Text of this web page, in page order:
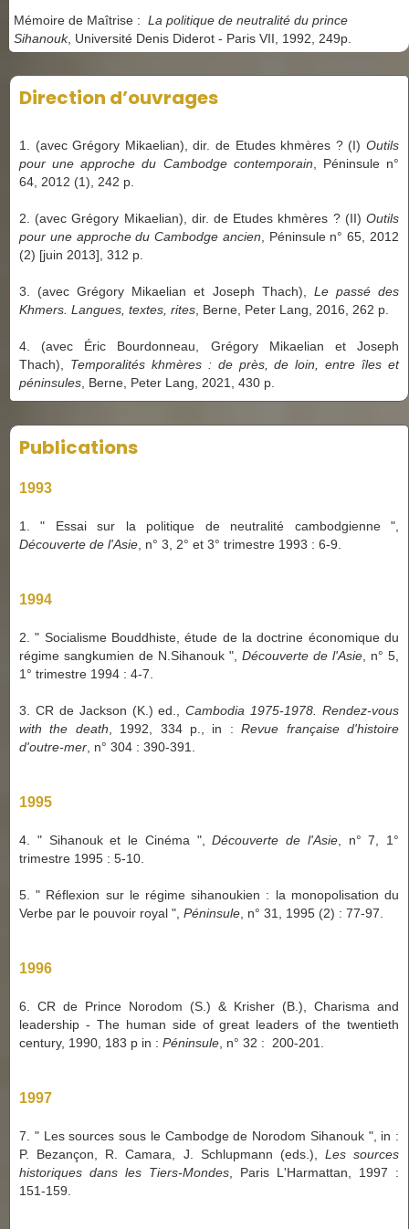
Mémoire de Maîtrise : La politique de neutralité du prince
Sihanouk, Université Denis Diderot - Paris VII, 1992, 249p.
Direction d’ouvrages
1. (avec Grégory Mikaelian), dir. de Etudes khmères ? (I) Outils
pour une approche du Cambodge contemporain , Péninsule n°
64, 2012 (1), 242 p.
2. (avec Grégory Mikaelian), dir. de Etudes khmères ? (II) Outils
pour une approche du Cambodge ancien , Péninsule n° 65, 2012
(2) [juin 2013], 312 p.
3. (avec Grégory Mikaelian et Joseph Thach),
Le passé des
Khmers. Langues, textes, rites , Berne, Peter Lang, 2016, 262 p.
4. (avec Éric Bourdonneau, Grégory Mikaelian et Joseph
Thach),
Temporalités khmères : de près, de loin, entre îles et
péninsules , Berne, Peter Lang, 2021, 430 p.
Publications
1993
1. " Essai sur la politique de neutralité cambodgienne ",
Découverte de l'Asie , n° 3, 2° et 3° trimestre 1993 : 6-9.
1994
2. " Socialisme Bouddhiste, étude de la doctrine économique du
régime sangkumien de N.Sihanouk ", Découverte de l'Asie , n° 5,
1° trimestre 1994 : 4-7.
3. CR de Jackson (K.) ed.,Cambodia 1975-1978. Rendez-vous
with the death , 1992, 334 p., in :Revue française d'histoire
d'outre-mer , n° 304 : 390-391.
1995
4. " Sihanouk et le Cinéma ", Découverte de l'Asie, n° 7, 1°
trimestre 1995 : 5-10.
5. " Réflexion sur le régime sihanoukien : la monopolisation du
Verbe par le pouvoir royal ", Péninsule , n° 31, 1995 (2) : 77-97.
1996
6. CR de Prince Norodom (S.) & Krisher (B.), Charisma and
leadership - The human side of great leaders of the twentieth
century, 1990, 183 p in : Péninsule , n° 32 : 200-201.
1997
7. " Les sources sous le Cambodge de Norodom Sihanouk ", in :
P. Bezançon, R. Camara, J. Schlupmann (eds.),
Les sources
historiques dans les Tiers-Mondes , Paris L'Harmattan, 1997 :
151-159.